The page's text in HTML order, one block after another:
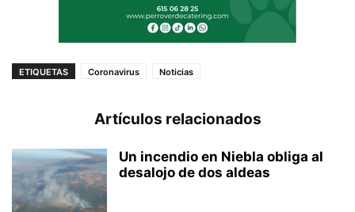
ETIQUETAS Coronavirus Noticias
Artículos relacionados
Un incendio en Niebla obliga al
desalojo de dos aldeas